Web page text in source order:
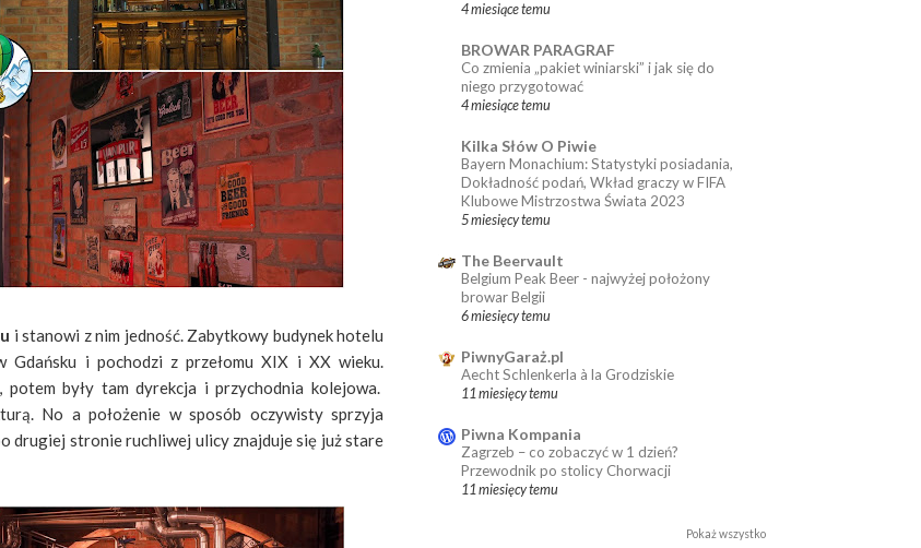
i stanowi z nim jedność. Zabytkowy budynek hotelu
Gdańsku i pochodzi z przełomu XIX i XX wieku.
były tam dyrekcja i przychodnia kolejowa.
No a położenie w sposób oczywisty sprzyja
drugiej stronie ruchliwej ulicy znajduje się już stare
4 miesiące temu
BROWAR PARAGRAF
Co zmienia „pakiet winiarski” i jak się do
niego przygotować
4 miesiące temu
Kilka Słów O Piwie
Bayern Monachium: Statystyki posiadania,
Dokładność podań, Wkład graczy w FIFA
Klubowe Mistrzostwa Świata 2023
5 miesięcy temu
The Beervault
Belgium Peak Beer - najwyżej położony
browar Belgii
6 miesięcy temu
PiwnyGaraż.pl
Aecht Schlenkerla à la Grodziskie
11 miesięcy temu
Piwna Kompania
Zagrzeb – co zobaczyć w 1 dzień?
Przewodnik po stolicy Chorwacji
11 miesięcy temu
Pokaż wszystko